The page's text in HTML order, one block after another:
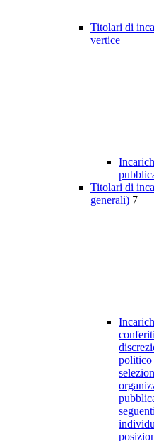
Titolari di
vertice
Titolari di
generali) 7
politico